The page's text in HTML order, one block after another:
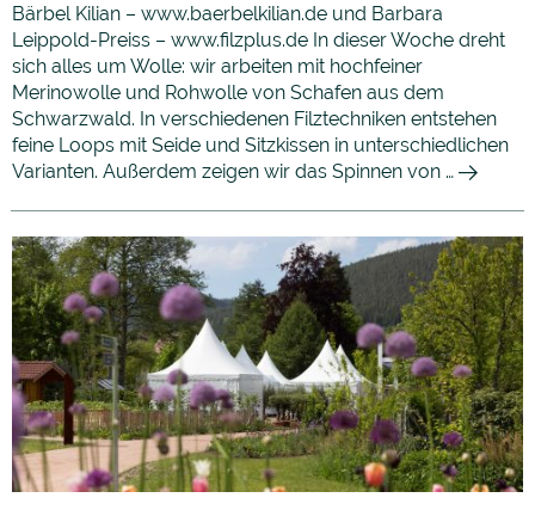
Bärbel Kilian – www.baerbelkilian.de und Barbara
Leippold-Preiss – www.filzplus.de In dieser Woche dreht
sich alles um Wolle: wir arbeiten mit hochfeiner
Merinowolle und Rohwolle von Schafen aus dem
Schwarzwald. In verschiedenen Filztechniken entstehen
feine Loops mit Seide und Sitzkissen in unterschiedlichen
Varianten. Außerdem zeigen wir das Spinnen von …